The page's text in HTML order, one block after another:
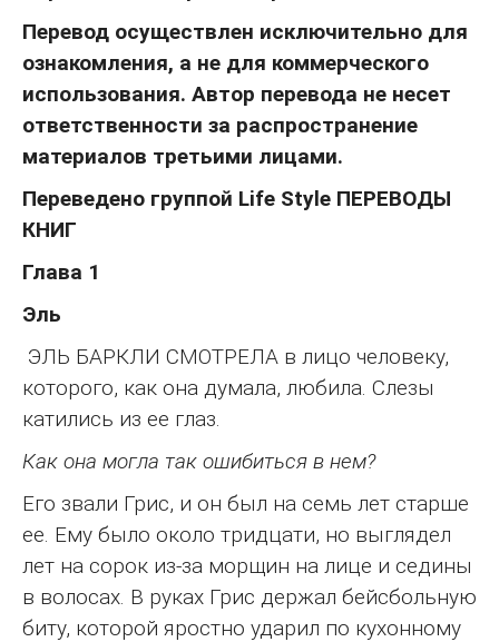
Перевод осуществлен исключительно для
ознакомления, а не для коммерческого
использования. Автор перевода не несет
ответственности за распространение
материалов третьими лицами.
Переведено группой Life Style ПЕРЕВОДЫ
КНИГ
Глава 1
Эль
ЭЛЬ БАРКЛИ СМОТРЕЛА в лицо человеку,
которого, как она думала, любила. Слезы
катились из ее глаз.
Как она могла так ошибиться в нем?
Его звали Грис, и он был на семь лет старше
ее. Ему было около тридцати, но выглядел
лет на сорок из-за морщин на лице и седины
в волосах. В руках Грис держал бейсбольную
биту, которой яростно ударил по кухонному